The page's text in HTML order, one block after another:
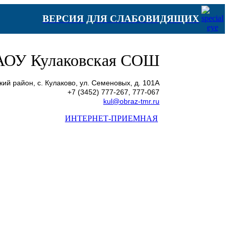
ВЕРСИЯ ДЛЯ СЛАБОВИДЯЩИХ
Кулаковская СОШ
район, с. Кулаково, ул. Семеновых, д. 101А
+7 (3452) 777-267, 777-067
kul@obraz-tmr.ru
ИНТЕРНЕТ-ПРИЕМНАЯ